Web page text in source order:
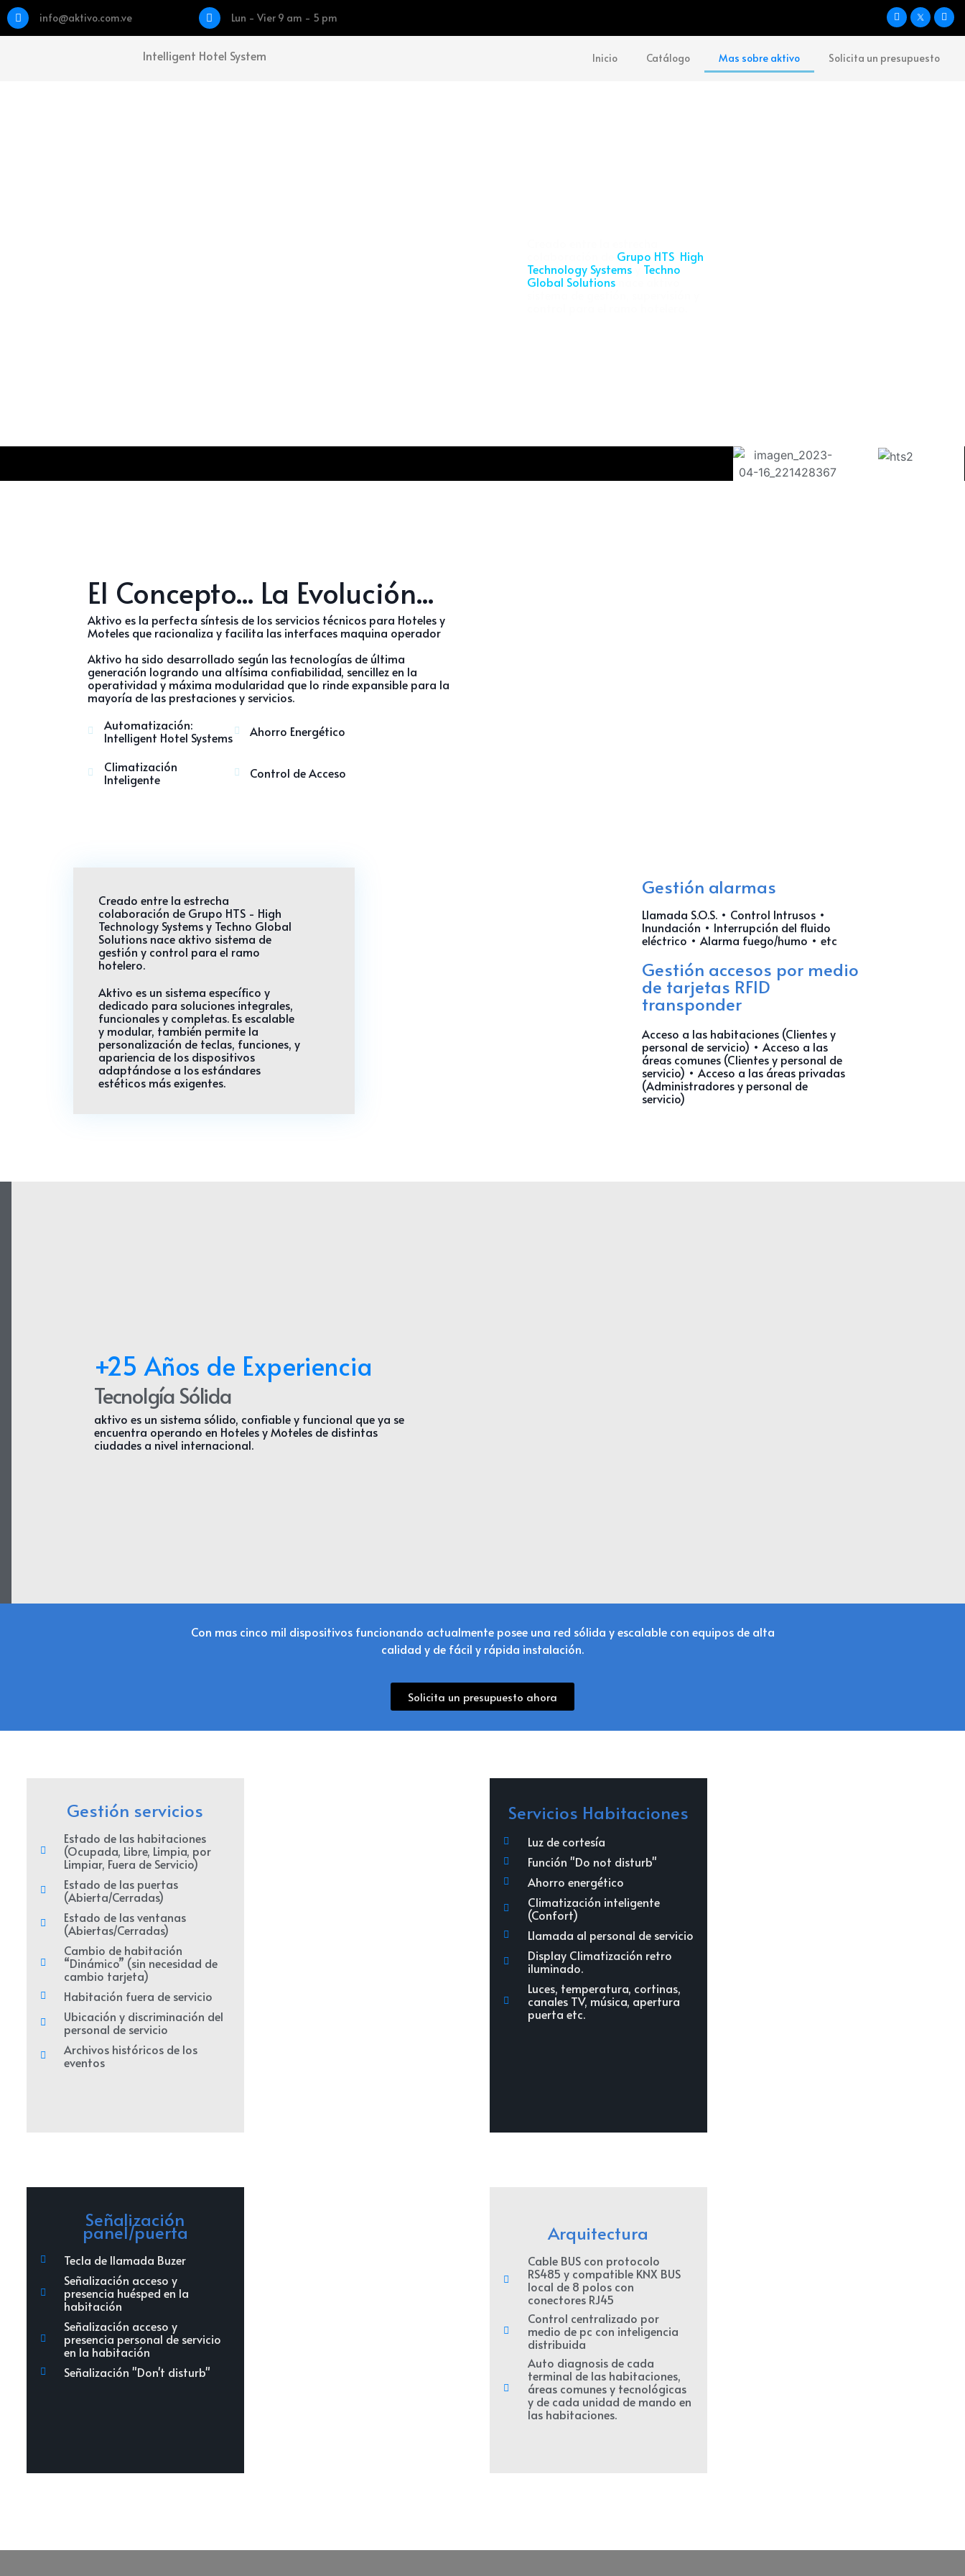
info@aktivo.com.ve Lun - Vier 9 am - 5 pm
Intelligent Hotel System Inicio Catálogo Mas sobre aktivo Solicita un presupuesto
Grupo HTS High
Technology Systems y Techno
Global Solutionsnace aktivo
El Concepto... La Evolución...
Aktivo es la perfecta síntesis de los servicios técnicos para Hoteles y
Moteles que racionaliza y facilita las interfaces maquina operador
Aktivo ha sido desarrollado según las tecnologías de última
generación logrando una altísima confiabilidad, sencillez en la
operatividad y máxima modularidad que lo rinde expansible para la
mayoría de las prestaciones y servicios.
Automatización:
Intelligent Hotel Systems
Ahorro Energético
Climatización
Inteligente
Control de Acceso
Creado entre la estrecha
colaboración de Grupo HTS - High
Technology Systems y Techno Global
Solutionsnace aktivo sistema de
gestión y control para el ramo
hotelero.
Aktivo es un sistema específico y
dedicado para soluciones integrales,
funcionales y completas. Es escalable
y modular, también permite la
personalización de teclas, funciones, y
apariencia de los dispositivos
adaptándose a los estándares
estéticos más exigentes.
Gestión alarmas
Llamada S.O.S. • Control Intrusos •
Inundación • Interrupción del fluido
eléctrico • Alarma fuego/humo • etc
Gestión accesos por medio
de tarjetas RFID
transponder
Acceso a las habitaciones (Clientes y
personal de servicio) • Acceso a las
áreas comunes (Clientes y personal de
servicio) • Acceso a las áreas privadas
(Administradores y personal de
servicio)
+25 Años de Experiencia
Tecnolgía Sólida
aktivo es un sistema sólido, confiable y funcional que ya se
encuentra operando en Hoteles y Moteles de distintas
ciudades a nivel internacional.
Con mas cinco mil dispositivos funcionando actualmente posee una red sólida y escalable con equipos de alta
calidad y de fácil y rápida instalación.
Solicita un presupuesto ahora
Gestión servicios
Estado de las habitaciones
(Ocupada, Libre, Limpia, por
Limpiar, Fuera de Servicio)
Estado de las puertas
(Abierta/Cerradas)
Estado de las ventanas
(Abiertas/Cerradas)
Cambio de habitación
“Dinámico” (sin necesidad de
cambio tarjeta)
Habitación fuera de servicio
Ubicación y discriminación del
personal de servicio
Archivos históricos de los
eventos
Servicios Habitaciones
Luz de cortesía
Función "Do not disturb"
Ahorro energético
Climatización inteligente
(Confort)
Llamada al personal de servicio
Display Climatización retro
iluminado.
Luces, temperatura, cortinas,
canales TV, música, apertura
puerta etc.
Señalización
panel/puerta
Tecla de llamada Buzer
Señalización acceso y
presencia huésped en la
habitación
Señalización acceso y
presencia personal de servicio
en la habitación
Señalización "Don't disturb"
Arquitectura
Cable BUS con protocolo
RS485 y compatible KNX BUS
local de 8 polos con
conectores RJ45
Control centralizado por
medio de pc con inteligencia
distribuida
Auto diagnosis de cada
terminal de las habitaciones,
áreas comunes y tecnológicas
y de cada unidad de mando en
las habitaciones.